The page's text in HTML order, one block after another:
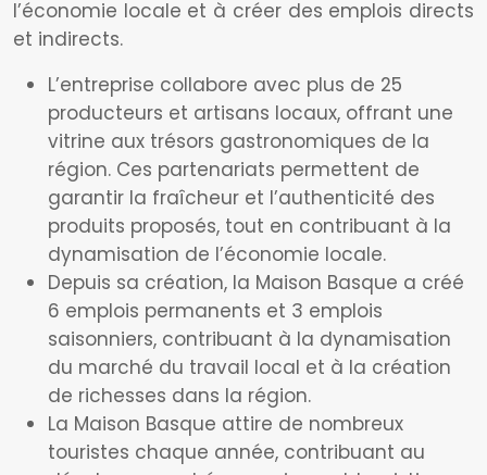
l’économie locale et à créer des emplois directs
et indirects.
L’entreprise collabore avec plus de 25
producteurs et artisans locaux, offrant une
vitrine aux trésors gastronomiques de la
région. Ces partenariats permettent de
garantir la fraîcheur et l’authenticité des
produits proposés, tout en contribuant à la
dynamisation de l’économie locale.
Depuis sa création, la Maison Basque a créé
6 emplois permanents et 3 emplois
saisonniers, contribuant à la dynamisation
du marché du travail local et à la création
de richesses dans la région.
La Maison Basque attire de nombreux
touristes chaque année, contribuant au